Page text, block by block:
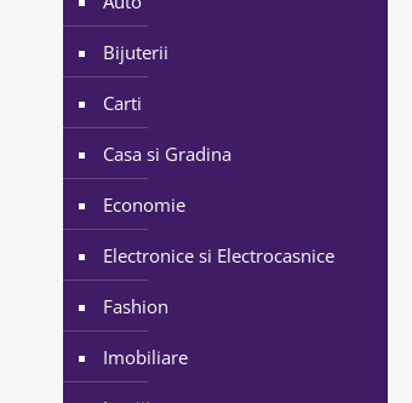
Bijuterii
Carti
Casa si Gradina
Economie
Electronice si Electrocasnice
Fashion
Imobiliare